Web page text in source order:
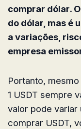
comprar dólar.
do dólar, mas é
a variações,
empresa
Portanto,
1 USDT sempre
valor pode variar
comprar USDT,